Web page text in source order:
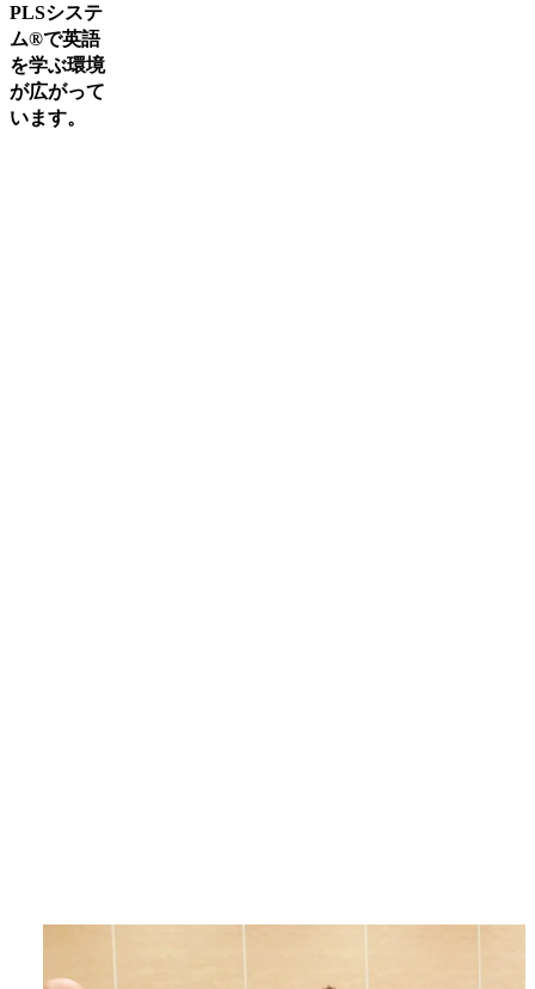
PLSシステ
ム®で英語
を学ぶ環境
が広がって
います。